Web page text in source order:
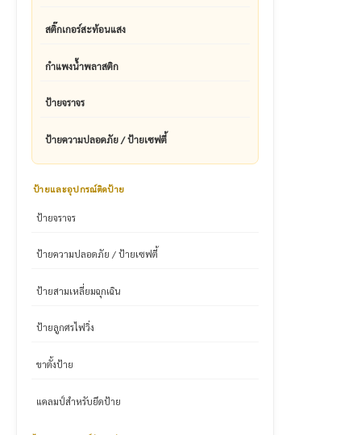
สติ๊กเกอร์สะท้อนแสง
กำแพงน้ำพลาสติก
ป้ายจราจร
ป้ายความปลอดภัย / ป้ายเซฟตี้
ป้ายและอุปกรณ์ติดป้าย
ป้ายจราจร
ป้ายความปลอดภัย / ป้ายเซฟตี้
ป้ายสามเหลี่ยมฉุกเฉิน
ป้ายลูกศรไฟวิ่ง
ขาตั้งป้าย
แคลมป์สำหรับยึดป้าย